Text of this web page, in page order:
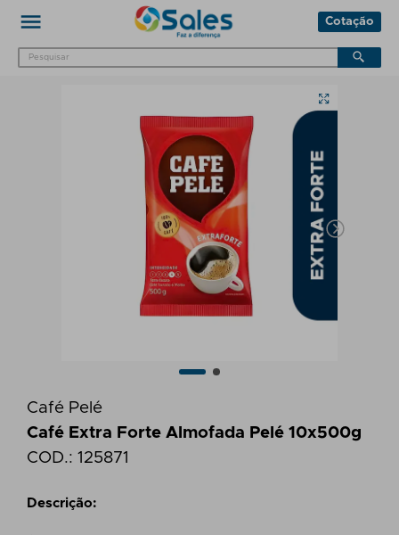
Cotação
Café Pelé
Café Extra Forte Almofada Pelé 10x500g
COD.:125871
Descrição: